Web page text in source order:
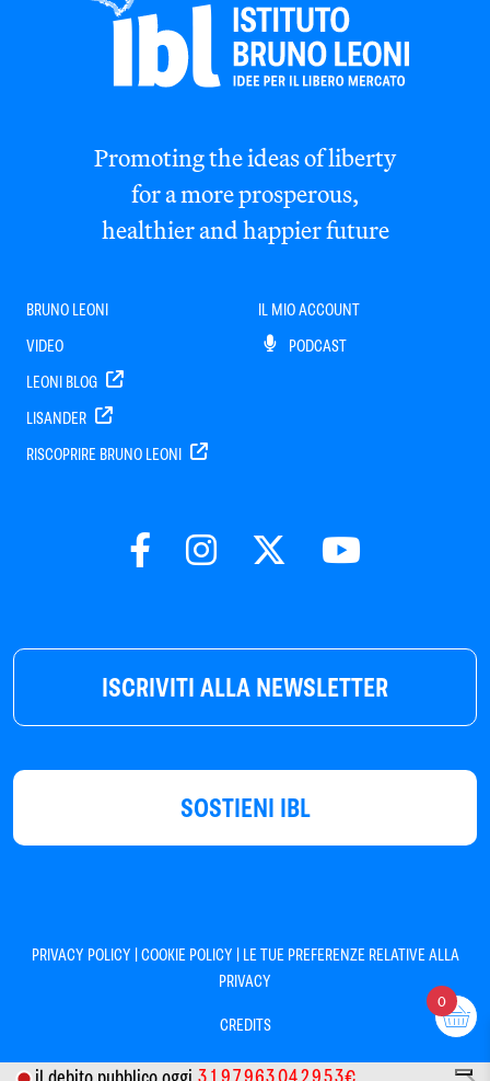
ISCRIVITI ALLA NEWSLETTER
SOSTIENI IBL
Promoting the ideas of liberty
for a more prosperous,
healthier and happier future
BRUNO LEONI
VIDEO
LEONI BLOG
LISANDER
RISCOPRIRE BRUNO LEONI
IL MIO ACCOUNT
PODCAST
PRIVACY POLICY |COOKIE POLICY | LE TUE PREFERENZE RELATIVE ALLA
PRIVACY
CREDITS
0